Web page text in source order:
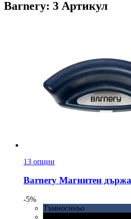
Barnery: 3 Артикул
13 опции
Barnery Магнитен
-5%
Тъмносиньо